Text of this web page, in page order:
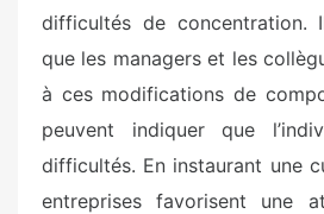
difficultés de concentration.
que les managers et les
à ces modifications de
peuvent indiquer que
difficultés. En instaurant une
entreprises favorisent une